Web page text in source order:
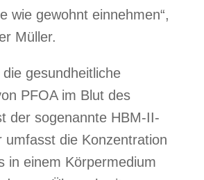
wie gewohnt einnehmen“,
Müller.
gesundheitliche
PFOA im Blut des
der sogenannte HBM-II-
umfasst die Konzentration
in einem Körpermedium